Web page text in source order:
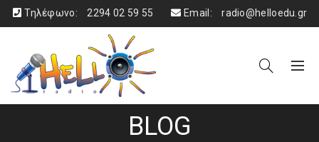
Τηλέφωνο: 2294 02 59 55 Email: radio@helloedu.gr
BLOG